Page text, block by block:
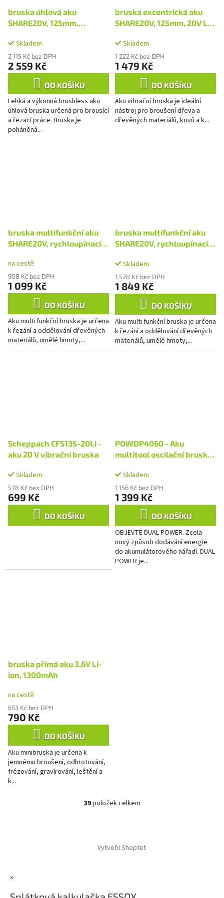
bruska úhlová aku
SHARE20V, 125mm,
2000mAh
Skladem
2 115 Kč bez DPH
2 559 Kč
DO KOŠÍKU
Lehká a výkonná brushless aku
úhlová bruska určená pro brousící
a řezací práce. Bruska je
poháněná...
bruska excentrická aku
SHARE20V, 125mm, 20V Li-
Skladem
1 222 Kč bez DPH
1 479 Kč
DO KOŠÍKU
Aku vibrační bruska je ideální
nástroj pro broušení dřeva a
dřevěných materiálů, kovů a k...
bruska multifunkční aku
SHARE20V, rychloupínací,
nabíječky
na cestě
908 Kč bez DPH
1 099 Kč
DO KOŠÍKU
Aku multi funkční bruska je určena
k řezání a oddělování dřevěných
materiálů, umělé hmoty,...
bruska multifunkční aku
SHARE20V, rychloupínací,
Skladem
1 528 Kč bez DPH
1 849 Kč
DO KOŠÍKU
Aku multi funkční bruska je určena
k řezání a oddělování dřevěných
materiálů, umělé hmoty,...
Scheppach CFS135-20Li -
aku 20 V vibrační bruska
Skladem
578 Kč bez DPH
699 Kč
DO KOŠÍKU
POWDP4060 - Aku
multitool oscilační bruska
Skladem
1 156 Kč bez DPH
1 399 Kč
DO KOŠÍKU
OBJEVTE DUAL POWER. Zcela
nový způsob dodávání energie
do akumulátorového nářadí. DUAL
POWER je...
bruska přímá aku 3,6V Li-
ion, 1300mAh
na cestě
653 Kč bez DPH
790 Kč
DO KOŠÍKU
Aku minibruska je určena k
jemnému broušení, odhrotování,
frézování, gravírování, leštění a
k...
O
d
r
39položek celkem
Vytvořil Shoptet
×